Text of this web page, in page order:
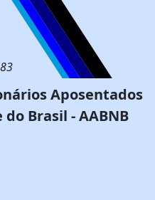
Aposentados
Brasil - AABNB